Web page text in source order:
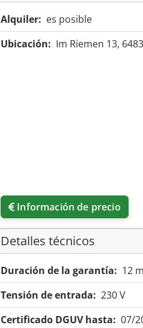
Alquiler: es posible
Ubicación: Im Riemen 13,
Información de precio
Detalles técnicos
Duración de la garantía: 12
Tensión de entrada: 230 V
Certificado DGUV hasta: 07/